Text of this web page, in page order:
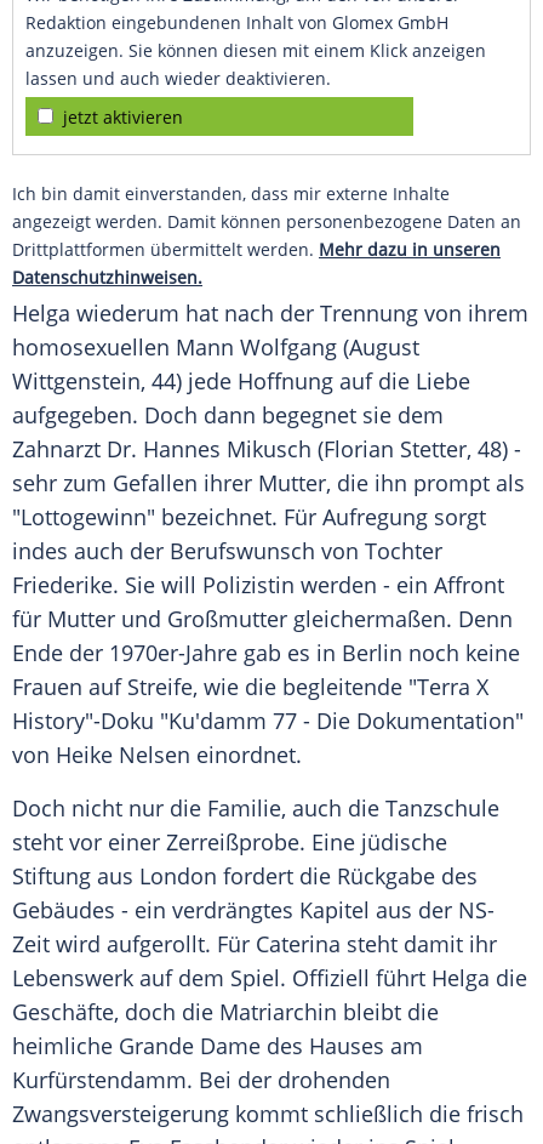
Redaktion eingebundenen Inhalt von Glomex GmbH
anzuzeigen. Sie können diesen mit einem Klick anzeigen
lassen und auch wieder deaktivieren.
jetzt aktivieren
Ich bin damit einverstanden, dass mir externe Inhalte
angezeigt werden. Damit können personenbezogene Daten an
Drittplattformen übermittelt werden. Mehr dazu in unseren
Datenschutzhinweisen.
Helga wiederum hat nach der Trennung von ihrem
homosexuellen Mann Wolfgang (August
Wittgenstein, 44) jede Hoffnung auf die Liebe
aufgegeben. Doch dann begegnet sie dem
Zahnarzt Dr. Hannes Mikusch (Florian Stetter, 48) -
sehr zum Gefallen ihrer Mutter, die ihn prompt als
"Lottogewinn" bezeichnet. Für Aufregung sorgt
indes auch der Berufswunsch von Tochter
Friederike. Sie will Polizistin werden - ein Affront
für Mutter und Großmutter gleichermaßen. Denn
Ende der 1970er-Jahre gab es in Berlin noch keine
Frauen auf Streife, wie die begleitende "Terra X
History"-Doku "Ku'damm 77 - Die Dokumentation"
von Heike Nelsen einordnet.
Doch nicht nur die Familie, auch die Tanzschule
steht vor einer Zerreißprobe. Eine jüdische
Stiftung aus London fordert die Rückgabe des
Gebäudes - ein verdrängtes Kapitel aus der NS-
Zeit wird aufgerollt. Für Caterina steht damit ihr
Lebenswerk auf dem Spiel. Offiziell führt Helga die
Geschäfte, doch die Matriarchin bleibt die
heimliche Grande Dame des Hauses am
Kurfürstendamm. Bei der drohenden
Zwangsversteigerung kommt schließlich die frisch